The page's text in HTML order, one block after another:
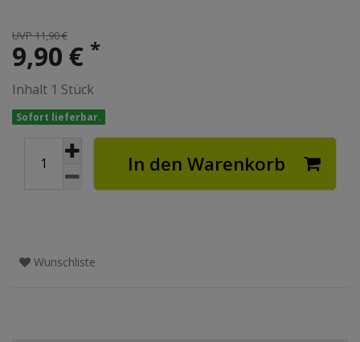
UVP 11,90 €
9,90 € *
Inhalt 1 Stück
Sofort lieferbar.
In den Warenkorb
Wunschliste